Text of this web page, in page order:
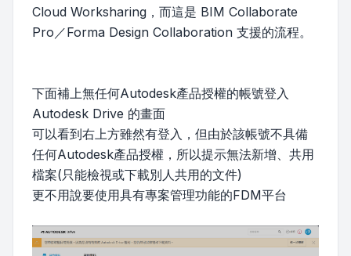
Cloud Worksharing，而這是 BIM Collaborate
Pro／Forma Design Collaboration 支援的流程。
下面補上無任何Autodesk產品授權的帳號登入
Autodesk Drive 的畫面
可以看到右上方雖然有登入，但由於該帳號不具備
任何Autodesk產品授權，所以提示無法新增、共用
檔案(只能檢視或下載別人共用的文件)
更不用說要使用具有專案管理功能的FDM平台